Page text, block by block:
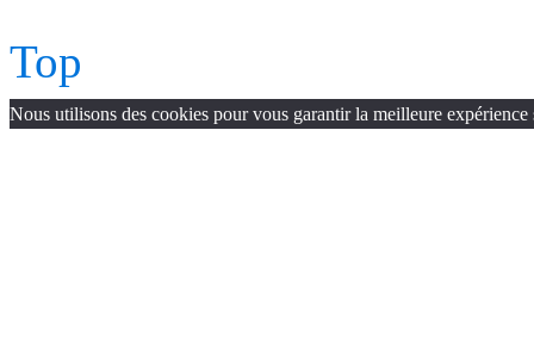
Top
Nous utilisons des cookies pour vous garantir la meilleure expérience